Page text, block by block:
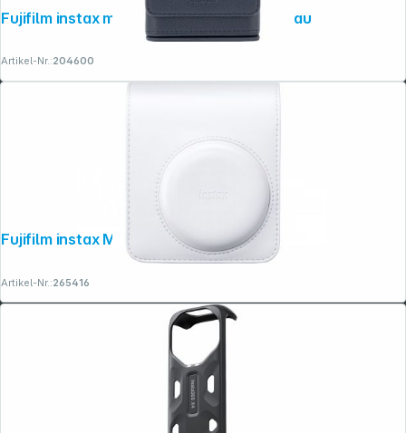
Fujifilm instax mini LiPlay+ Tasche navi blau
Artikel-Nr.:204600
Fujifilm instax Mini 13 Tasche clay white
Artikel-Nr.:265416